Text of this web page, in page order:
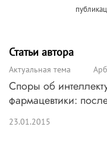
Статьи автора
Актуальная тема
Споры об
фармацевтики:
23.01.2015